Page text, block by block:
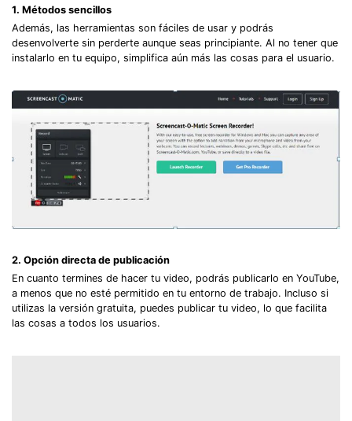
1. Métodos sencillos
Además, las herramientas son fáciles de usar y podrás
desenvolverte sin perderte aunque seas principiante. Al no tener que
instalarlo en tu equipo, simplifica aún más las cosas para el usuario.
2. Opción directa de publicación
En cuanto termines de hacer tu video, podrás publicarlo en YouTube,
a menos que no esté permitido en tu entorno de trabajo. Incluso si
utilizas la versión gratuita, puedes publicar tu video, lo que facilita
las cosas a todos los usuarios.